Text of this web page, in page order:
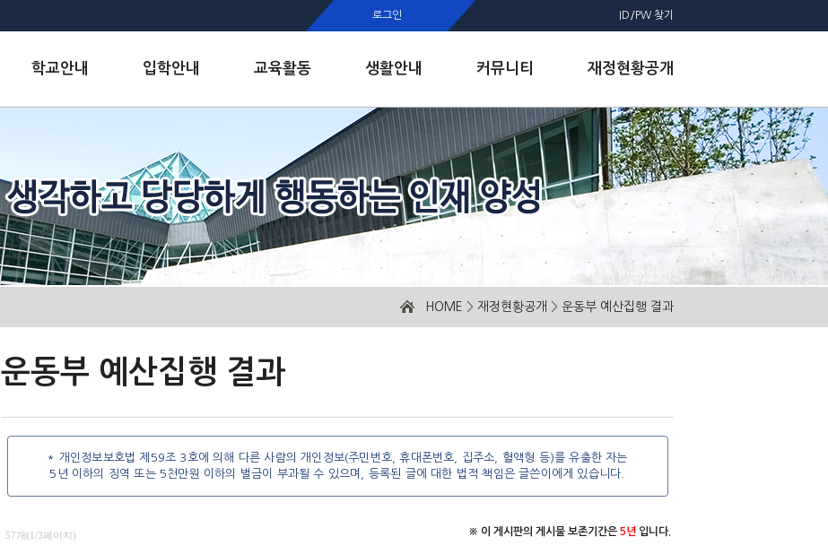
로그인 ID/PW 찾기
학교안내 입학안내 교육활동 생활안내 커뮤니티 재정현황공개
HOME > 재정현황공개 > 운동부 예산집행 결과
운동부 예산집행 결과
* 개인정보보호법 제59조 3호에 의해 다른 사람의 개인정보(주민번호, 휴대폰번호, 집주소, 혈액형 등)를 유출한 자는
5년 이하의 징역 또는 5천만원 이하의 벌금이 부과될 수 있으며, 등록된 글에 대한 법적 책임은 글쓴이에게 있습니다.
57개(1/3페이지) ※ 이 게시판의 게시물 보존기간은 5년 입니다.